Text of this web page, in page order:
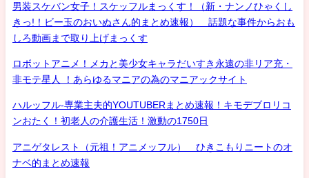
男装スケバン女子！スケッフルまっくす！（新・ナンノひゃくし
きっ!！ビー玉のおいぬさん的まとめ速報） 話題な事件からおも
しろ動画まで取り上げまっくす
ロボットアニメ！メカと美少女キャラだいすき永遠の非リア充・
非モテ星人 ！あらゆるマニアの為のマニアックサイト
ハルッフル-専業主夫的YOUTUBERまとめ速報！キモデブロリコ
ンおたく！初老人の介護生活！激動の1750日
アニゲタレスト（元祖！アニメッフル） ひきこもりニートのオ
ナベ的まとめ速報